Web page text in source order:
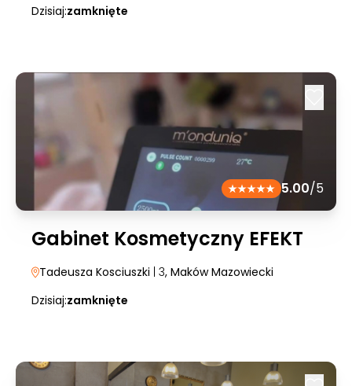
Dzisiaj:zamknięte
5.00/5
Gabinet Kosmetyczny EFEKT
Tadeusza Kosciuszki | 3, Maków Mazowiecki
Dzisiaj:zamknięte